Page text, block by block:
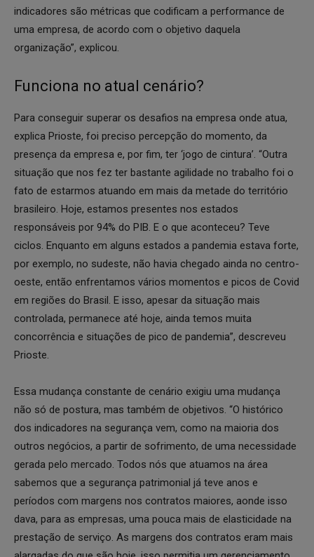
indicadores são métricas que codificam a performance de
uma empresa, de acordo com o objetivo daquela
organização”, explicou.
Funciona no atual cenário?
Para conseguir superar os desafios na empresa onde atua,
explica Prioste, foi preciso percepção do momento, da
presença da empresa e, por fim, ter ‘jogo de cintura’. “Outra
situação que nos fez ter bastante agilidade no trabalho foi o
fato de estarmos atuando em mais da metade do território
brasileiro. Hoje, estamos presentes nos estados
responsáveis por 94% do PIB. E o que aconteceu? Teve
ciclos. Enquanto em alguns estados a pandemia estava forte,
por exemplo, no sudeste, não havia chegado ainda no centro-
oeste, então enfrentamos vários momentos e picos de Covid
em regiões do Brasil. E isso, apesar da situação mais
controlada, permanece até hoje, ainda temos muita
concorrência e situações de pico de pandemia”, descreveu
Prioste.
Essa mudança constante de cenário exigiu uma mudança
não só de postura, mas também de objetivos. “O histórico
dos indicadores na segurança vem, como na maioria dos
outros negócios, a partir de sofrimento, de uma necessidade
gerada pelo mercado. Todos nós que atuamos na área
sabemos que a segurança patrimonial já teve anos e
períodos com margens nos contratos maiores, aonde isso
dava, para as empresas, uma pouca mais de elasticidade na
prestação de serviço. As margens dos contratos eram mais